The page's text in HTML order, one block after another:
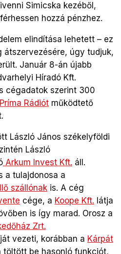
Simicska kezéből,
hozzá pénzhez.
elindítása lehetett – ez
átszervezésére, úgy tudjuk,
Január 8-án újabb
Híradó Kft.
cégadatok szerint 300
Príma Rádiót működtető
László János székelyföldi
László
Arkum Invest Kft. áll.
a tulajdonosa a
szállónak is. A cég
cége, a Koope Kft. látja
is így marad. Orosz a
Zrt.
vezeti, korábban a Kárpát
töltött be hasonló funkciót,